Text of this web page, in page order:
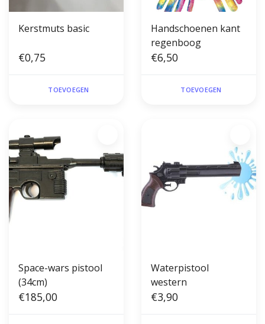
Kerstmuts basic
€0,75
TOEVOEGEN
Handschoenen kant
regenboog
€6,50
TOEVOEGEN
Space-wars pistool
(34cm)
€185,00
Waterpistool
western
€3,90